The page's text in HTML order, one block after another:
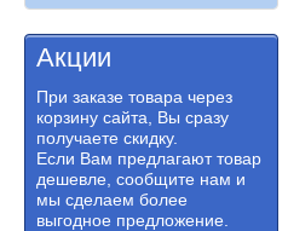
Акции
При заказе товара через
корзину сайта, Вы сразу
получаете скидку.
Если Вам предлагают товар
дешевле, сообщите нам и
мы сделаем более
выгодное предложение.